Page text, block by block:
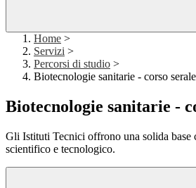
Home >
Servizi >
Percorsi di studio >
Biotecnologie sanitarie - corso serale
Biotecnologie sanitarie -
Gli Istituti Tecnici offrono una solida base
scientifico e tecnologico.